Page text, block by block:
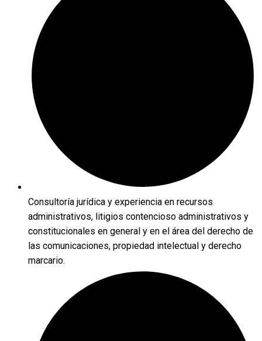
Consultoría jurídica y experiencia en recursos
administrativos, litigios contencioso administrativos y
constitucionales en general y en el área del derecho de
las comunicaciones, propiedad intelectual y derecho
marcario.